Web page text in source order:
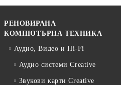
РЕНОВИРАНА
КОМПЮТЪРНА ТЕХНИКА
Аудио, Видео и Hi-Fi
Аудио системи Creative
Звукови карти Creative